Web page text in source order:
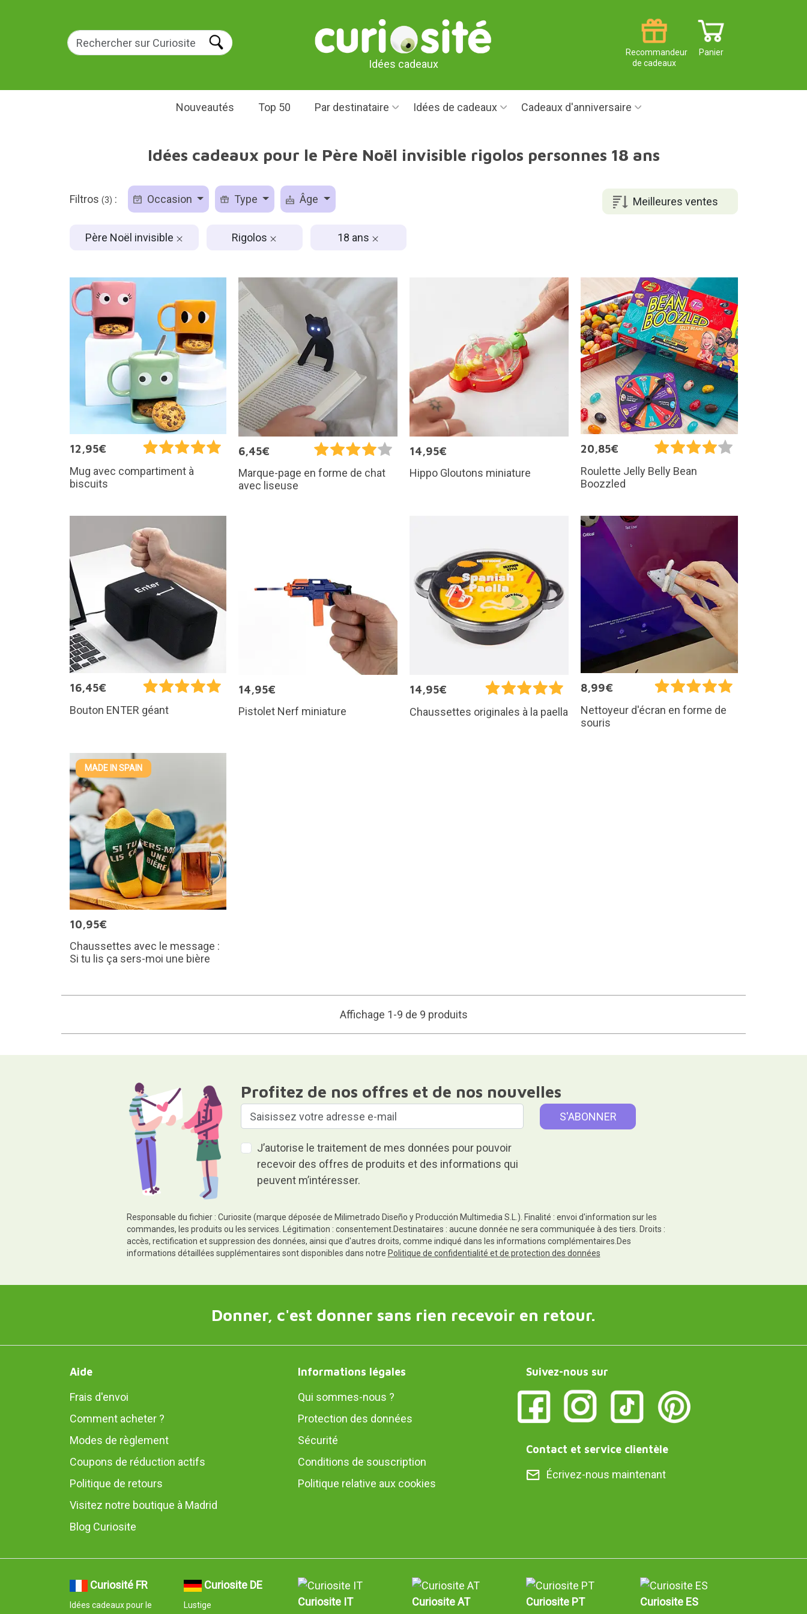
Idées cadeaux
Panier
Recommandeur
de cadeaux
Nouveautés Top 50 Par destinataire Idées de cadeaux Cadeaux d'anniversaire
Idées cadeaux pour le Père Noël invisible rigolos personnes 18 ans
Meilleures ventes
Filtros (3) : Occasion Type Âge
Père Noël invisible Rigolos 18 ans
12,95€
Mug avec compartiment à
biscuits
6,45€
Marque-page en forme de chat
avec liseuse
14,95€
Hippo Gloutons miniature
20,85€
Roulette Jelly Belly Bean
Boozzled
16,45€
Bouton ENTER géant
14,95€
Pistolet Nerf miniature
14,95€
Chaussettes originales à la paella
8,99€
Nettoyeur d'écran en forme de
souris
MADE IN SPAIN
10,95€
Chaussettes avec le message :
Si tu lis ça sers-moi une bière
Affichage 1-9 de 9 produits
Profitez de nos offres et de nos nouvelles
J’autorise le traitement de mes données pour pouvoir
recevoir des offres de produits et des informations qui
peuvent m’intéresser.
Responsable du fichier : Curiosite (marque déposée de Milimetrado Diseño y Producción Multimedia S.L.). Finalité : envoi d'information sur les
commandes, les produits ou les services. Légitimation : consentement.Destinataires : aucune donnée ne sera communiquée à des tiers. Droits :
accès, rectification et suppression des données, ainsi que d'autres droits, comme indiqué dans les informations complémentaires.Des
informations détaillées supplémentaires sont disponibles dans notre Politique de confidentialité et de protection des données
Donner, c'est donner sans rien recevoir en retour.
Aide
Frais d'envoi
Comment acheter ?
Modes de règlement
Coupons de réduction actifs
Politique de retours
Visitez notre boutique à Madrid
Blog Curiosite
Informations légales
Qui sommes-nous ?
Protection des données
Sécurité
Conditions de souscription
Politique relative aux cookies
Suivez-nous sur
Contact et service clientèle
Écrivez-nous maintenant
Curiosité FR
Idées cadeaux pour le
Curiosite DE
Lustige
Curiosite IT Curiosite AT Curiosite PT Curiosite ES